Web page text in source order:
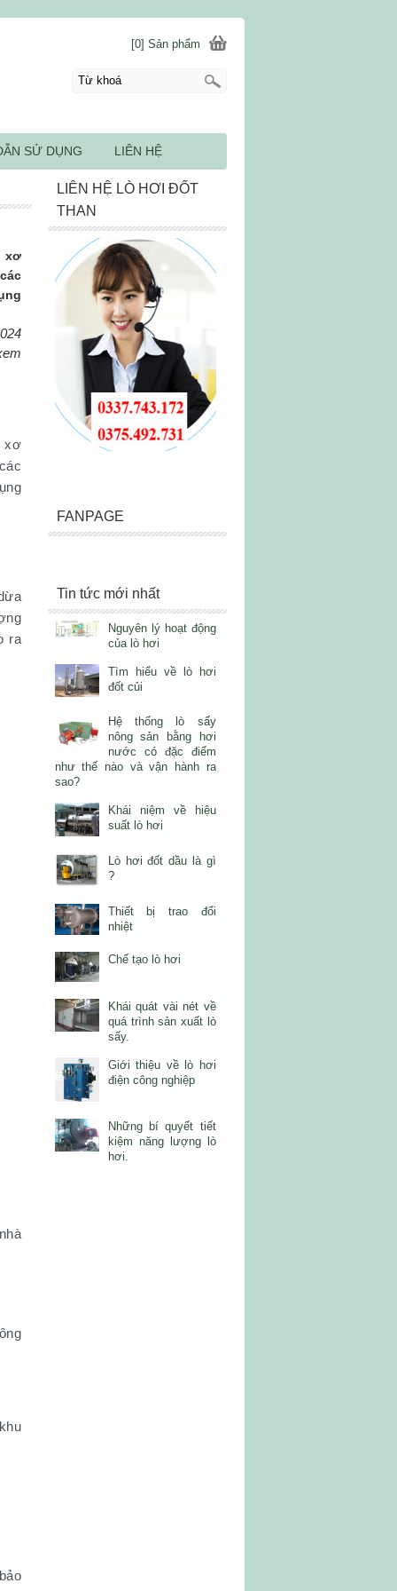
xơ
xơ
ra
LIÊN HỆ LÒ HƠI ĐỐT
THAN
FANPAGE
Tin tức mới nhất
Nguyên lý hoạt động
của lò hơi
Tìm hiểu về lò hơi
đốt củi
Hệ thống lò sấy
nông sản bằng hơi
nước có đặc điểm
như thế nào và vận hành ra
sao?
Khái niệm về hiệu
suất lò hơi
Lò hơi đốt dầu là gì
?
Thiết bị trao đổi
nhiệt
Chế tạo lò hơi
Khái quát vài nét về
quá trình sản xuất lò
sấy.
Giới thiệu về lò hơi
điện công nghiệp
Những bí quyết tiết
kiệm năng lượng lò
hơi.
[0] Sản phẩm
SỬ DỤNG LIÊN HỆ